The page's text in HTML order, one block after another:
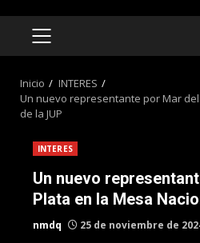
MENÚ
Inicio
INTERES
Un nuevo representante por Mar
de la JUP
INTERES
Un nuevo
Plata en la Mesa
nmdq 25 de noviembre de